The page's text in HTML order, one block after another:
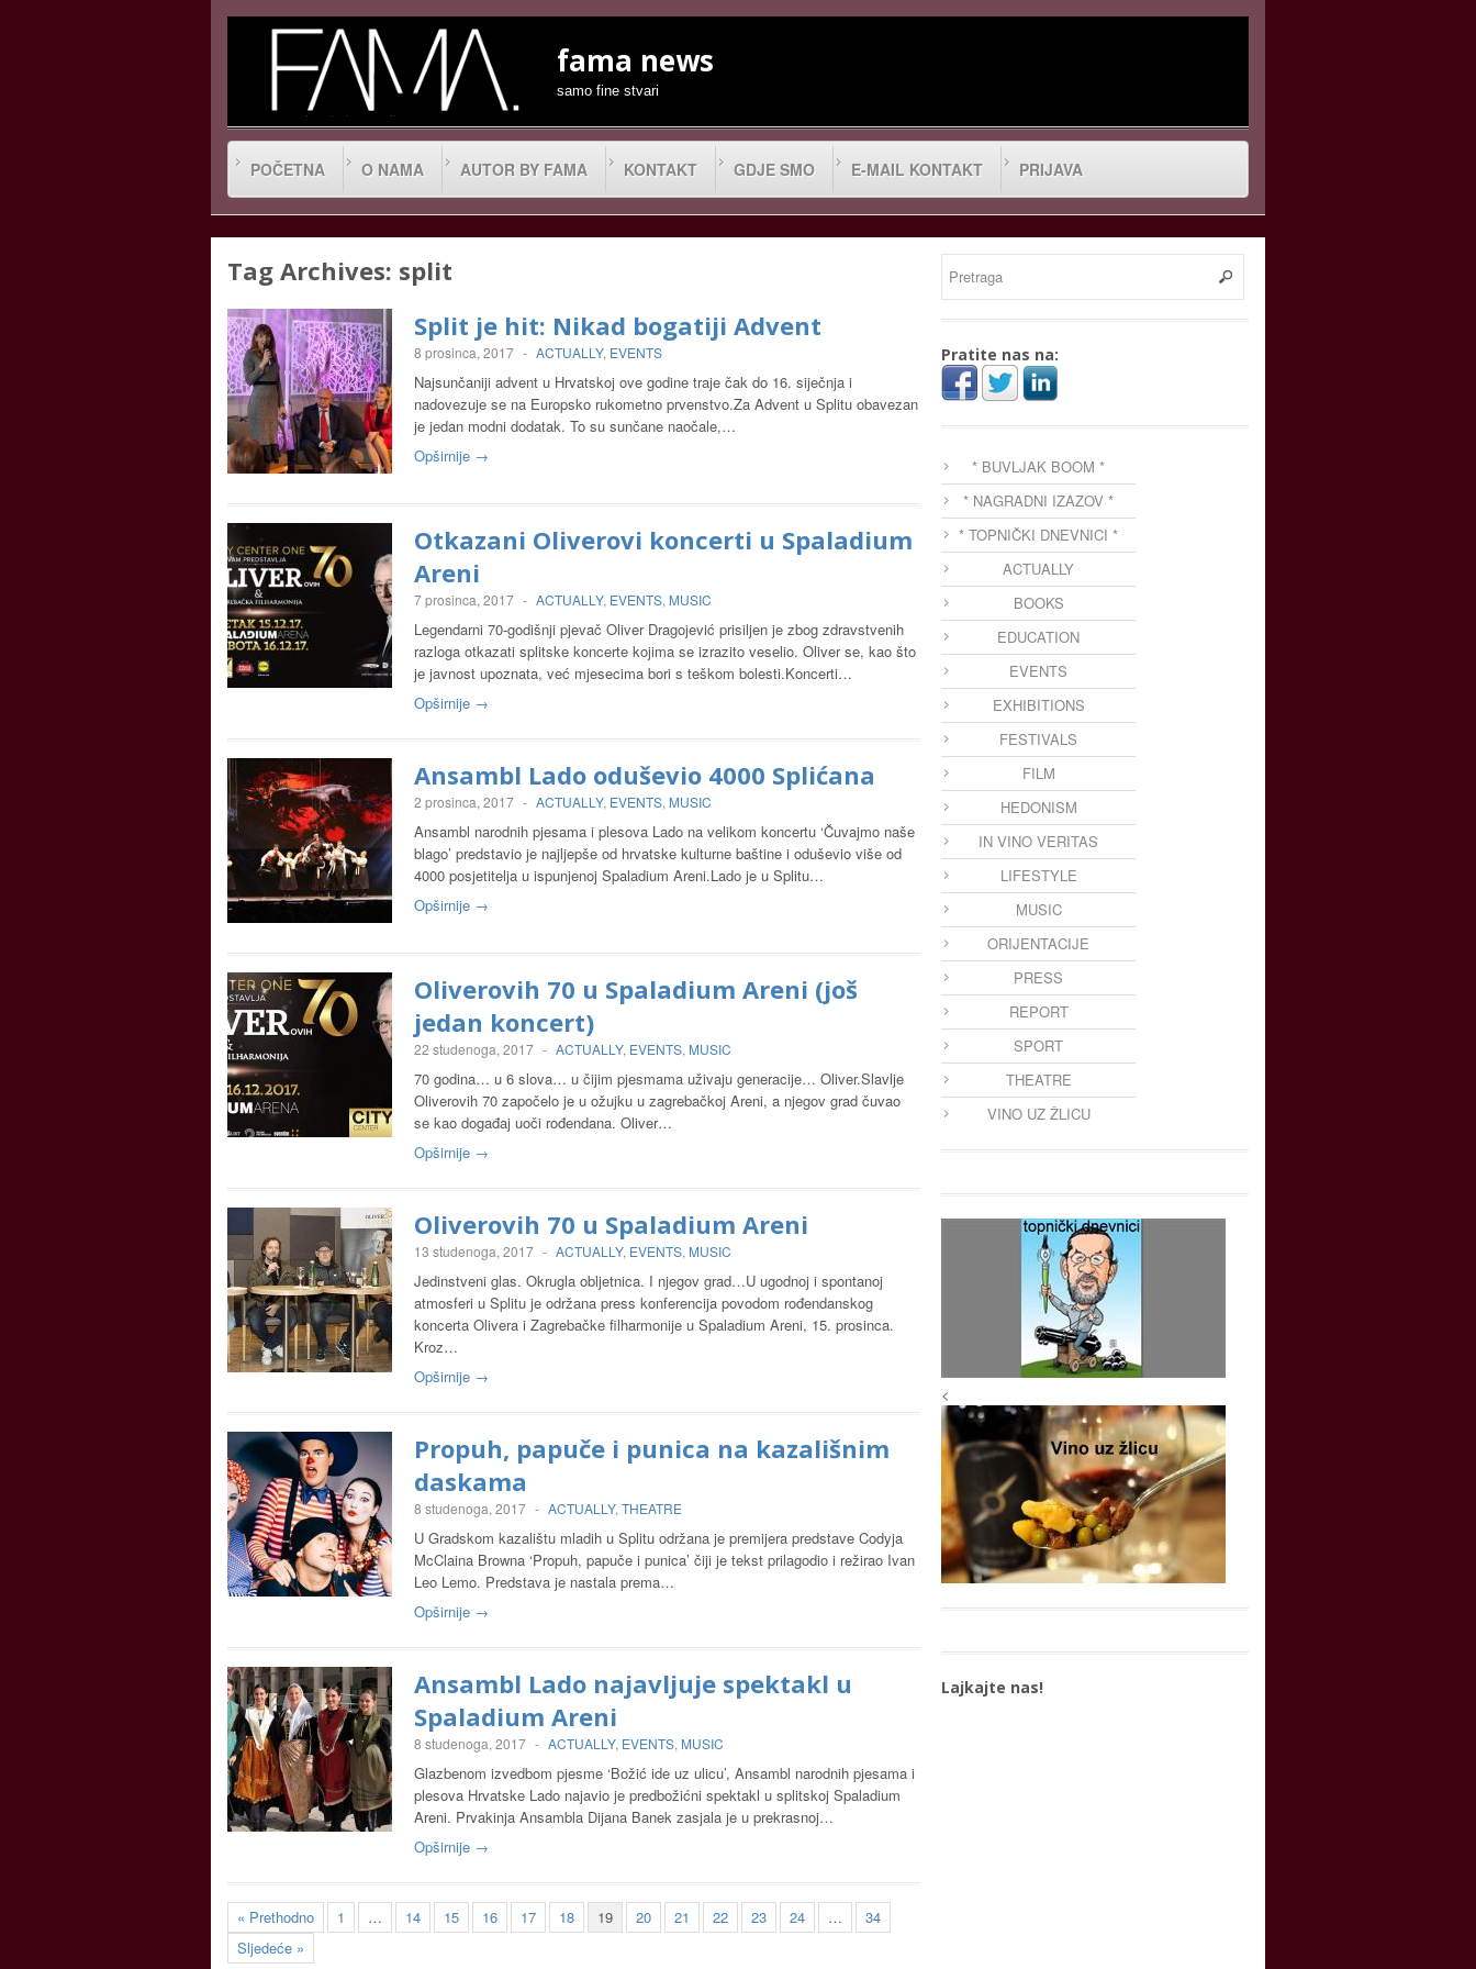
fama news
samo fine stvari
POČETNA O NAMA AUTOR BY FAMA KONTAKT GDJE SMO E-MAIL KONTAKT PRIJAVA
Tag Archives: split
Split je hit: Nikad bogatiji Advent
8 prosinca, 2017 - ACTUALLY, EVENTS
Najsunčaniji advent u Hrvatskoj ove godine traje čak do 16. siječnja i
nadovezuje se na Europsko rukometno prvenstvo.Za Advent u Splitu obavezan
je jedan modni dodatak. To su sunčane naočale,…
Opširnije →
Otkazani Oliverovi koncerti u Spaladium
Areni
7 prosinca, 2017 - ACTUALLY, EVENTS, MUSIC
Legendarni 70-godišnji pjevač Oliver Dragojević prisiljen je zbog zdravstvenih
razloga otkazati splitske koncerte kojima se izrazito veselio. Oliver se, kao što
je javnost upoznata, već mjesecima bori s teškom bolesti.Koncerti…
Opširnije →
Ansambl Lado oduševio 4000 Splićana
2 prosinca, 2017 - ACTUALLY, EVENTS, MUSIC
Ansambl narodnih pjesama i plesova Lado na velikom koncertu ‘Čuvajmo naše
blago’ predstavio je najljepše od hrvatske kulturne baštine i oduševio više od
4000 posjetitelja u ispunjenoj Spaladium Areni.Lado je u Splitu…
Opširnije →
Oliverovih 70 u Spaladium Areni (još
jedan koncert)
22 studenoga, 2017 - ACTUALLY, EVENTS, MUSIC
70 godina… u 6 slova… u čijim pjesmama uživaju generacije… Oliver.Slavlje
Oliverovih 70 započelo je u ožujku u zagrebačkoj Areni, a njegov grad čuvao
se kao događaj uoči rođendana. Oliver…
Opširnije →
Oliverovih 70 u Spaladium Areni
13 studenoga, 2017 - ACTUALLY, EVENTS, MUSIC
Jedinstveni glas. Okrugla obljetnica. I njegov grad…U ugodnoj i spontanoj
atmosferi u Splitu je održana press konferencija povodom rođendanskog
koncerta Olivera i Zagrebačke filharmonije u Spaladium Areni, 15. prosinca.
Kroz…
Opširnije →
Propuh, papuče i punica na kazališnim
daskama
8 studenoga, 2017 - ACTUALLY, THEATRE
U Gradskom kazalištu mladih u Splitu održana je premijera predstave Codyja
McClaina Browna ‘Propuh, papuče i punica’ čiji je tekst prilagodio i režirao Ivan
Leo Lemo. Predstava je nastala prema…
Opširnije →
Ansambl Lado najavljuje spektakl u
Spaladium Areni
8 studenoga, 2017 - ACTUALLY, EVENTS, MUSIC
Glazbenom izvedbom pjesme ‘Božić ide uz ulicu’, Ansambl narodnih pjesama i
plesova Hrvatske Lado najavio je predbožićni spektakl u splitskoj Spaladium
Areni. Prvakinja Ansambla Dijana Banek zasjala je u prekrasnoj…
Opširnije →
« Prethodno 1 … 14 15 16 17 18 19 20 21 22 23 24 …
34
Sljedeće »
Pratite nas na:
* BUVLJAK BOOM *
* NAGRADNI IZAZOV *
* TOPNIČKI DNEVNICI *
ACTUALLY
BOOKS
EDUCATION
EVENTS
EXHIBITIONS
FESTIVALS
FILM
HEDONISM
IN VINO VERITAS
LIFESTYLE
MUSIC
ORIJENTACIJE
PRESS
REPORT
SPORT
THEATRE
VINO UZ ŽLICU
<
Lajkajte nas!